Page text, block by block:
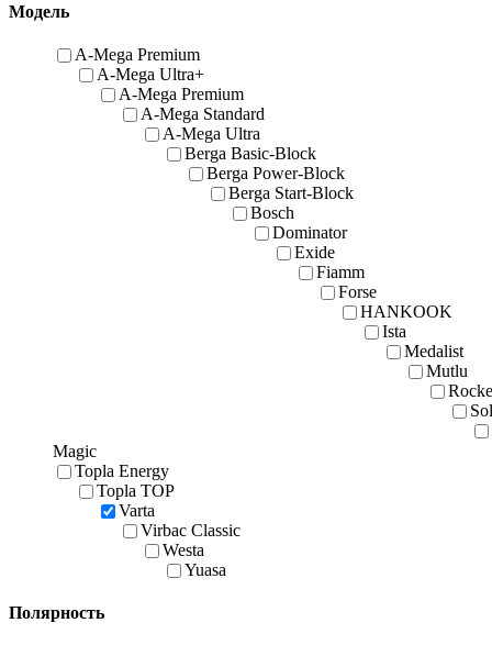
Модель
A-Mega Premium
A-Mega Ultra+
A-Mega Premium
A-Mega Standard
A-Mega Ultra
Berga Basic-Block
Berga Power-Block
Berga Start-Block
Bosch
Dominator
Exide
Fiamm
Forse
HANKOOK
Ista
Medalist
Mutlu
Magic
Topla Energy
Topla TOP
Varta
Virbac Classic
Westa
Yuasa
Полярность